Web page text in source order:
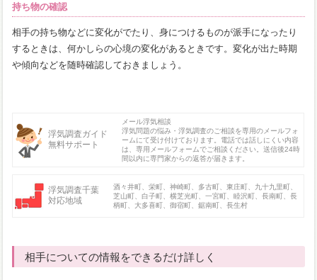
持ち物の確認
相手の持ち物などに変化がでたり、身につけるものが派手になったり
するときは、何かしらの心境の変化があるときです。変化が出た時期
や傾向などを随時確認しておきましょう。
浮気調査ガイド
無料サポート
メール浮気相談
浮気問題の悩み・浮気調査のご相談を専用のメールフォ
ームにて受け付けております。電話では話しにくい内容
は、専用メールフォームでご相談ください。送信後24時
間以内に専門家からの返答が届きます。
浮気調査千葉
対応地域
酒々井町、栄町、神崎町、多古町、東庄町、九十九里町、
芝山町、白子町、横芝光町、一宮町、睦沢町、長南町、長
柄町、大多喜町、御宿町、鋸南町、長生村
相手についての情報をできるだけ詳しく